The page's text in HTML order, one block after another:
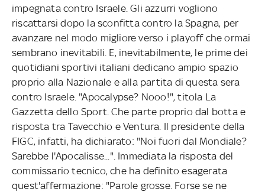
impegnata contro Israele. Gli azzurri vogliono
riscattarsi dopo la sconfitta contro la Spagna, per
avanzare nel modo migliore verso i playoff che ormai
sembrano inevitabili. E, inevitabilmente, le prime dei
quotidiani sportivi italiani dedicano ampio spazio
proprio alla Nazionale e alla partita di questa sera
contro Israele. "Apocalypse? Nooo!", titola La
Gazzetta dello Sport. Che parte proprio dal botta e
risposta tra Tavecchio e Ventura. Il presidente della
FIGC, infatti, ha dichiarato: "Noi fuori dal Mondiale?
Sarebbe l'Apocalisse...". Immediata la risposta del
commissario tecnico, che ha definito esagerata
quest'affermazione: "Parole grosse. Forse se ne